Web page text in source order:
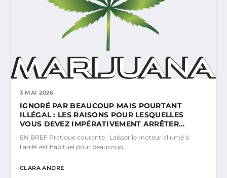
3 MAI 2026
IGNORÉ PAR BEAUCOUP MAIS POURTANT
ILLÉGAL : LES RAISONS POUR LESQUELLES
VOUS DEVEZ IMPÉRATIVEMENT ARRÊTER…
EN BREF Pratique courante : Laisser le moteur allumé à
l’arrêt est habituel pour beaucoup…
CLARA ANDRÉ